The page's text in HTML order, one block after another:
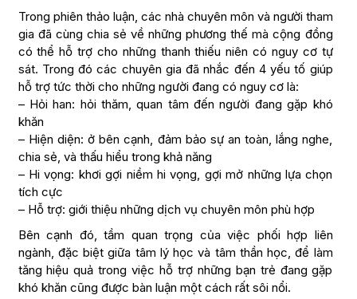
Trong phiên thảo luận, các nhà chuyên môn và người tham
gia đã cùng chia sẻ về những phương thế mà cộng đồng
có thể hỗ trợ cho những thanh thiếu niên có nguy cơ tự
sát. Trong đó các chuyên gia đã nhắc đến 4 yếu tố giúp
hỗ trợ tức thời cho những người đang có nguy cơ là:
– Hỏi han: hỏi thăm, quan tâm đến người đang gặp khó
khăn
– Hiện diện: ở bên cạnh, đảm bảo sự an toàn, lắng nghe,
chia sẻ, và thấu hiểu trong khả năng
– Hi vọng: khơi gợi niềm hi vọng, gợi mở những lựa chọn
tích cực
– Hỗ trợ: giới thiệu những dịch vụ chuyên môn phù hợp
Bên cạnh đó, tầm quan trọng của việc phối hợp liên
ngành, đặc biệt giữa tâm lý học và tâm thần học, để làm
tăng hiệu quả trong việc hỗ trợ những bạn trẻ đang gặp
khó khăn cũng được bàn luận một cách rất sôi nổi.